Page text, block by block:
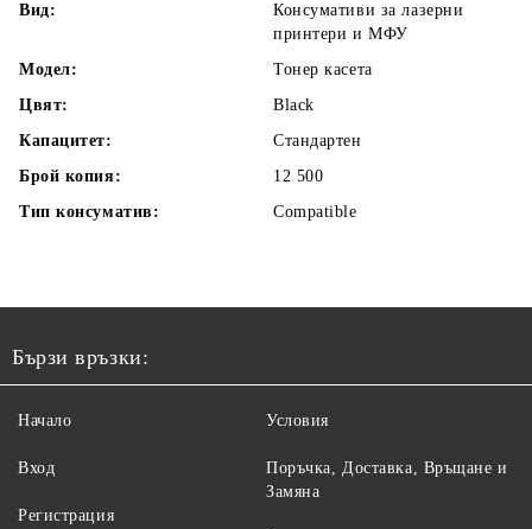
Вид:
Консумативи за лазерни
принтери и МФУ
Модел:
Тонер касета
Цвят:
Black
Капацитет:
Стандартен
Брой копия:
12 500
Тип консуматив:
Compatible
Бързи връзки:
Начало
Вход
Регистрация
Условия
Поръчка, Доставка, Връщане и
Замяна